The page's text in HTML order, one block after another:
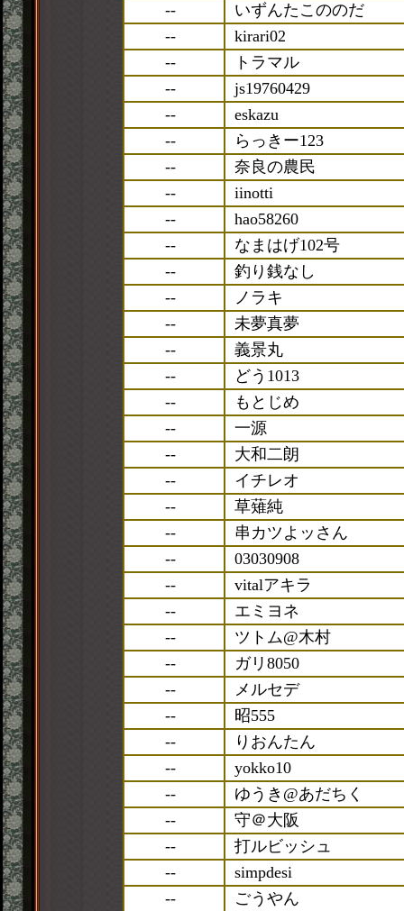
--
いずんたこののだ
--
kirari02
--
トラマル
--
js19760429
--
eskazu
--
らっきー123
--
奈良の農民
--
iinotti
--
hao58260
--
なまはげ102号
--
釣り銭なし
--
ノラキ
--
未夢真夢
--
義景丸
--
どう1013
--
もとじめ
--
一源
--
大和二朗
--
イチレオ
--
草薙純
--
串カツよッさん
--
03030908
--
vitalアキラ
--
エミヨネ
--
ツトム@木村
--
ガリ8050
--
メルセデ
--
昭555
--
りおんたん
--
yokko10
--
ゆうき@あだちく
--
守＠大阪
--
打ルビッシュ
--
simpdesi
--
ごうやん